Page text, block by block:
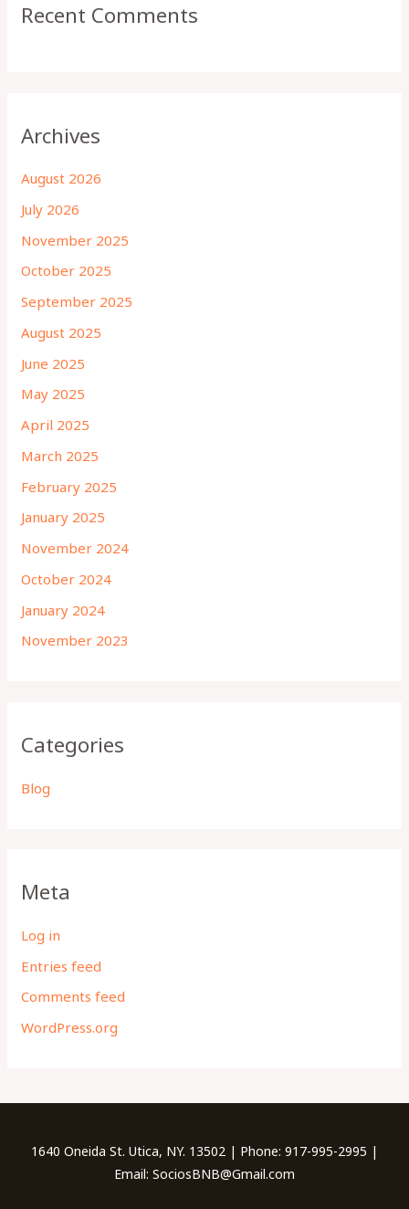
Recent Comments
Archives
August 2026
July 2026
November 2025
October 2025
September 2025
August 2025
June 2025
May 2025
April 2025
March 2025
February 2025
January 2025
November 2024
October 2024
January 2024
November 2023
Categories
Blog
Meta
Log in
Entries feed
Comments feed
WordPress.org
1640 Oneida St. Utica, NY. 13502 | Phone: 917-995-2995 |
Email: SociosBNB@Gmail.com